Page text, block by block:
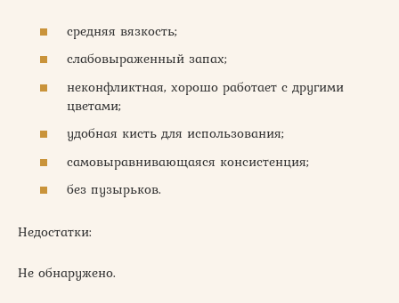
средняя вязкость;
слабовыраженный запах;
неконфликтная, хорошо работает с другими
цветами;
удобная кисть для использования;
самовыравнивающаяся консистенция;
без пузырьков.
Недостатки:
Не обнаружено.